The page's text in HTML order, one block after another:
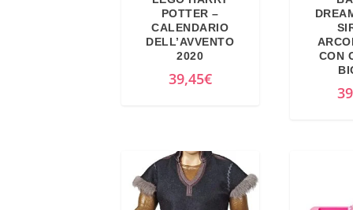
POTTER –
CALENDARIO
DELL’AVVENTO
2020
39,45€
CON